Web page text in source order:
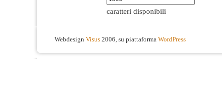
caratteri disponibili
Webdesign Visus 2006, su piattaforma WordPress